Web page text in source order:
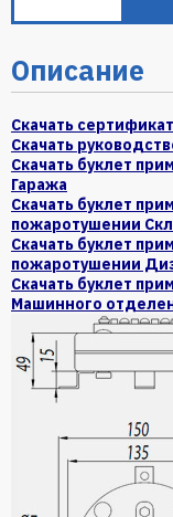
Описание
Скачать
Скачать
Скачать буклет
Гаража
Скачать буклет
пожаротушении
Скачать буклет
пожаротушении
Скачать буклет
Машинного